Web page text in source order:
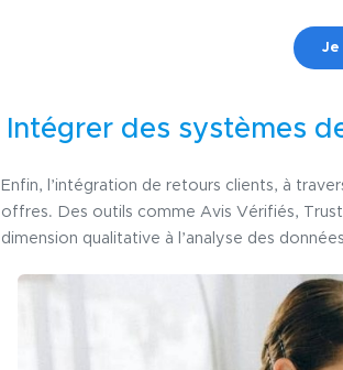
Je
Intégrer des systèmes
Enfin, l’intégration de retours clients, à
offres. Des outils comme Avis Vérifiés,
dimension qualitative à l’analyse des